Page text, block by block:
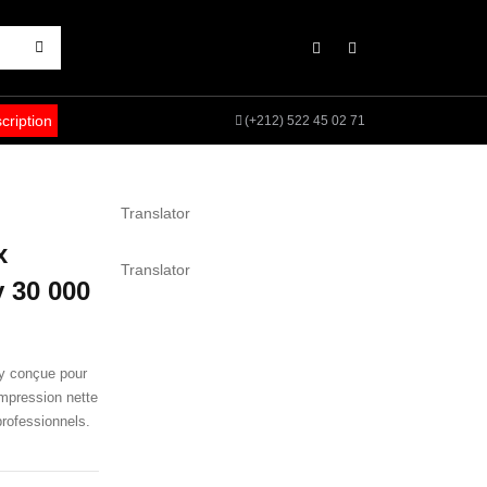
(+212) 522 45 02 71
30 000
conçue pour
nette
Translator
Translator